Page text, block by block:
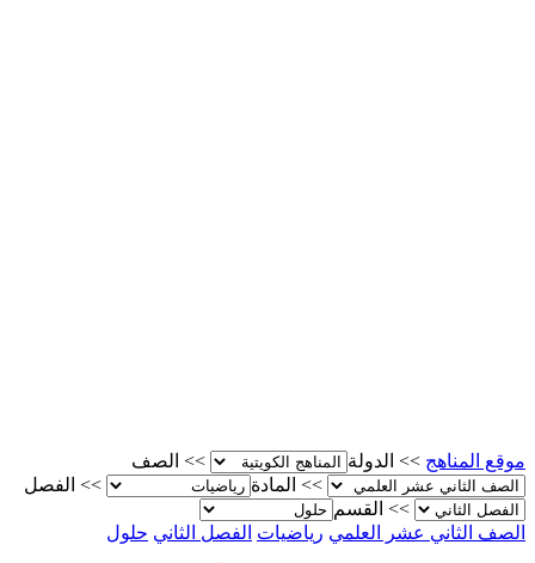
موقع المناهج >> الدولة >>
الصف
>>
المادة >>
الفصل
>>
القسم
الصف الثاني عشر العلمي رياضيات الفصل الثاني حلول